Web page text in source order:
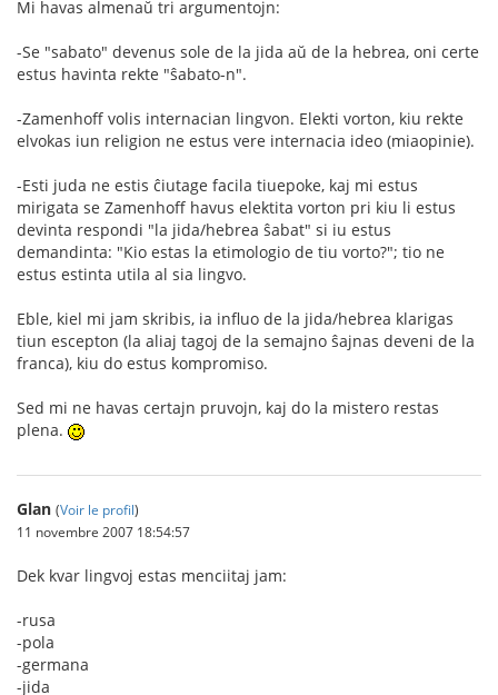
Mi havas almenaŭ tri argumentojn:
-Se "sabato" devenus sole de la jida aŭ de la hebrea, oni certe
estus havinta rekte "ŝabato-n".
-Zamenhoff volis internacian lingvon. Elekti vorton, kiu rekte
elvokas iun religion ne estus vere internacia ideo (miaopinie).
-Esti juda ne estis ĉiutage facila tiuepoke, kaj mi estus
mirigata se Zamenhoff havus elektita vorton pri kiu li estus
devinta respondi "la jida/hebrea ŝabat" si iu estus
demandinta: "Kio estas la etimologio de tiu vorto?"; tio ne
estus estinta utila al sia lingvo.
Eble, kiel mi jam skribis, ia influo de la jida/hebrea klarigas
tiun escepton (la aliaj tagoj de la semajno ŝajnas deveni de la
franca), kiu do estus kompromiso.
Sed mi ne havas certajn pruvojn, kaj do la mistero restas
plena.
Glan (Voir le profil)
11 novembre 2007 18:54:57
Dek kvar lingvoj estas menciitaj jam:
-rusa
-pola
-germana
-jida